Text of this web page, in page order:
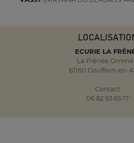
ECURIE LA
La Frênée
61160 Gouffern-en-
Contact
06 82 93 65 17